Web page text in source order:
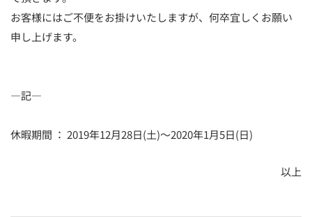
ニュースリリース
採用情報
お客様にはご不便をお掛けいたしますが、何卒宜しくお願い
申し上げます。
―記―
休暇期間 ： 2019年12月28日(土)～2020年1月5日(日)
以上